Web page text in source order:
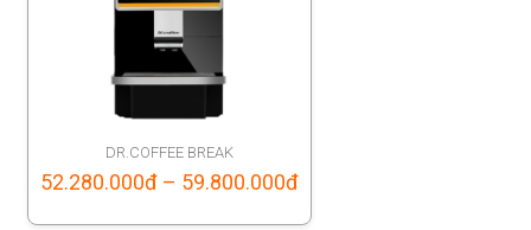
DR.COFFEE BREAK
52.280.000đ – 59.800.000đPrice
range: